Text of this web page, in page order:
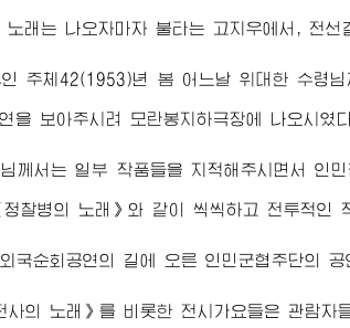
래는 나오자마자 불타는 고지우에서, 전선
인 주체42(1953)년 봄 어느날 위대한 수령
을 보아주시려 모란봉지하극장에 나오시였다
께서는 일부 작품들을 지적해주시면서 인
찰병의 노래》와 같이 씩씩하고 전투적인
국순회공연의 길에 오른 인민군협주단의
사의 노래》를 비롯한 전시가요들은 관람자